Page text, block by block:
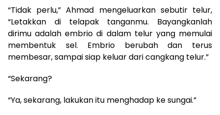
“Tidak perlu,” Ahmad mengeluarkan sebutir telur,
“Letakkan di telapak tanganmu. Bayangkanlah
dirimu adalah embrio di dalam telur yang memulai
membentuk sel. Embrio berubah dan terus
membesar, sampai siap keluar dari cangkang telur.”
“Sekarang?
“Ya, sekarang, lakukan itu menghadap ke sungai.”